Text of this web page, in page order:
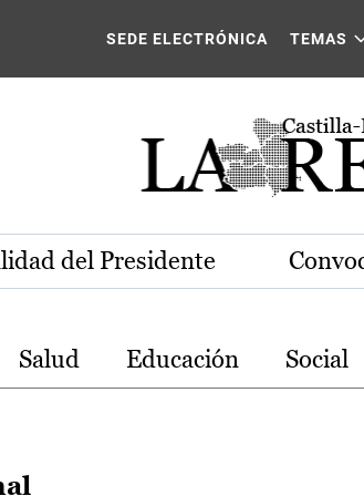
Castilla-La
SEDE ELECTRÓNICA TEMAS
del Presidente
Salud Educación Social